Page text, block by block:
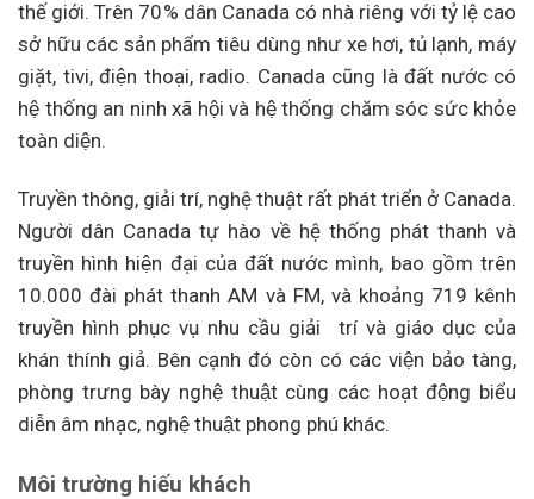
thế giới. Trên 70% dân Canada có nhà riêng với tỷ lệ cao
sở hữu các sản phẩm tiêu dùng như xe hơi, tủ lạnh, máy
giặt, tivi, điện thoại, radio. Canada cũng là đất nước có
hệ thống an ninh xã hội và hệ thống chăm sóc sức khỏe
toàn diện.
Truyền thông, giải trí, nghệ thuật rất phát triển ở Canada.
Người dân Canada tự hào về hệ thống phát thanh và
truyền hình hiện đại của đất nước mình, bao gồm trên
10.000 đài phát thanh AM và FM, và khoảng 719 kênh
truyền hình phục vụ nhu cầu giải trí và giáo dục của
khán thính giả. Bên cạnh đó còn có các viện bảo tàng,
phòng trưng bày nghệ thuật cùng các hoạt động biểu
diễn âm nhạc, nghệ thuật phong phú khác.
Môi trường hiếu khách